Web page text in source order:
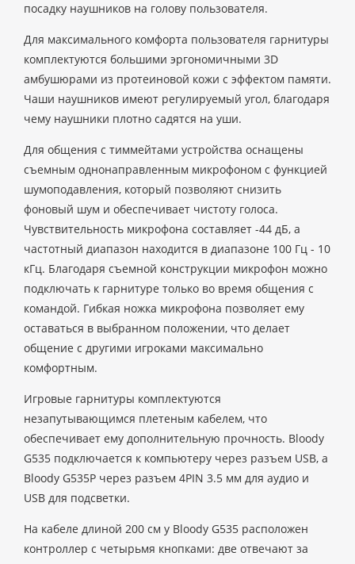
посадку наушников на голову пользователя.
Для максимального комфорта пользователя гарнитуры
комплектуются большими эргономичными 3D
амбушюрами из протеиновой кожи с эффектом памяти.
Чаши наушников имеют регулируемый угол, благодаря
чему наушники плотно садятся на уши.
Для общения с тиммейтами устройства оснащены
съемным однонаправленным микрофоном с функцией
шумоподавления, который позволяют снизить
фоновый шум и обеспечивает чистоту голоса.
Чувствительность микрофона составляет -44 дБ, а
частотный диапазон находится в диапазоне 100 Гц - 10
кГц. Благодаря съемной конструкции микрофон можно
подключать к гарнитуре только во время общения с
командой. Гибкая ножка микрофона позволяет ему
оставаться в выбранном положении, что делает
общение с другими игроками максимально
комфортным.
Игровые гарнитуры комплектуются
незапутывающимся плетеным кабелем, что
обеспечивает ему дополнительную прочность. Bloody
G535 подключается к компьютеру через разъем USB, а
Bloody G535P через разъем 4PIN 3.5 мм для аудио и
USB для подсветки.
На кабеле длиной 200 см у Bloody G535 расположен
контроллер с четырьмя кнопками: две отвечают за